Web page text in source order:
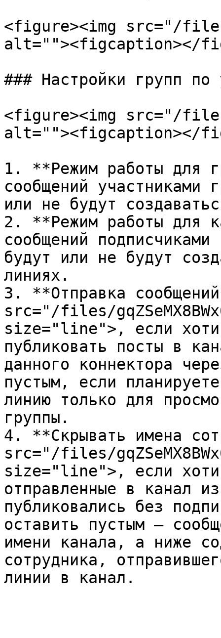
<figure><img src="/files/
alt=""><figcaption></
### Настройки групп по
<figure><img src="/
alt=""><figcaption></
1. **Режим работы для
сообщений участниками
или не будут
2. **Режим работы для
сообщений
будут или не будут
линиях.
3. **Отправка
src="/files/
size="line">, если
публиковать посты в
данного коннектора
пустым, если
линию только для
группы.
4. **Скрывать имена
src="/files/
size="line">, если
отправленные в канал
публиковались без
оставить пустым —
имени канала, а ниже
сотрудника,